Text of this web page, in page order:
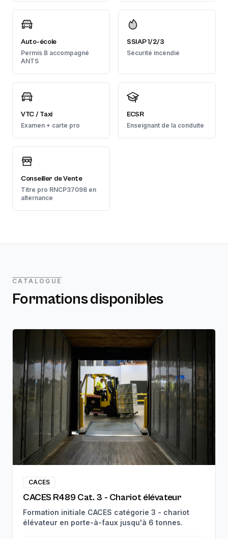
Auto-école
Permis B accompagné
ANTS
SSIAP 1/2/3
Sécurité incendie
VTC / Taxi
Examen + carte pro
ECSR
Enseignant de la conduite
Conseiller de Vente
Titre pro RNCP37098 en
alternance
CATALOGUE
Formations disponibles
CACES
CACES R489 Cat. 3 - Chariot élévateur
Formation initiale CACES catégorie 3 - chariot
élévateur en porte-à-faux jusqu'à 6 tonnes.